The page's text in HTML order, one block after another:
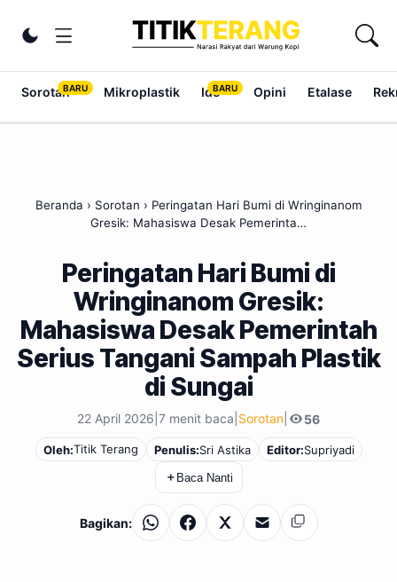
Ubah tema
Sorotan Mikroplastik Ide Opini Etalase
Beranda › Sorotan › Peringatan Hari Bumi di Wringinanom
Gresik: Mahasiswa Desak Pemerinta…
Peringatan Hari Bumi di
Wringinanom Gresik:
Mahasiswa Desak Pemerintah
Serius Tangani Sampah Plastik
di Sungai
22 April 2026 7 menit baca Sorotan 56
Oleh:Titik Terang Penulis:Sri Astika Editor:Supriyadi
＋ Baca Nanti
Bagikan: WhatsAppFacebook
X EmailSalin